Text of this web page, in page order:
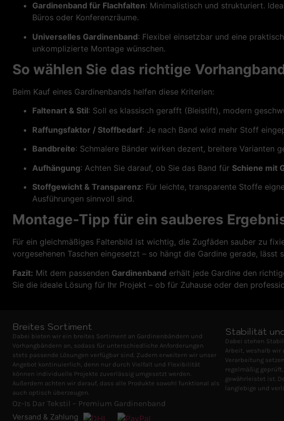
Gardinenband für Flachfalten: Minimalistisch und strukturiert.
Büros oder Konferenzräume.
Universelles Gardinenband: Flexibel einsetzbar und eine
unkomplizierte Montage wünschen.
So wählen Sie das richtige
Beim Kauf eines Gardinenbands helfen diese Kriterien:
Faltenart & Stil: Soll es klassisch gerafft (Bleistift), modern
Raffungsfaktor / Stoffbedarf: Je nach Band wird mehr Stoff
Bandbreite: Schmalere Bänder wirken dezent, breitere Varianten
Aufhängung: Achten Sie darauf, ob Sie das Band für Schiene mit
Stoffgewicht & Transparenz: Für leichte, transparente Stoffe
Ausführungen sinnvoll sind.
Montage-Tipp für ein sauberes
Für ein gleichmäßiges Faltenbild ist wichtig, die Zugfäden sauber zu
vorgesehenen Taschen eingesetzt – so hängt die Gardine gerade,
Fazit: Mit dem passenden Gardinenband erhält jede Gardine den
Sie die ideale Lösung für Ihr Projekt – ob für Zuhause oder den
Breites Sortiment
Dabei bieten wir ein breites Sortiment an Gardinenbändern und
Vorhangbändern an, sodass für unterschiedliche Anforderungen
stets passende Lösungen verfügbar sind. Zudem erweitern wir unser
Angebot kontinuierlich, denn nur durch Vielfalt und Flexibilität
können individuelle Projekte zuverlässig umgesetzt werden.
Außerdem achten wir darauf, dass alle Produkte sowohl funktional als
auch optisch überzeugen.
Stabilität
Dabei stehen
Arbeit, weshalb wir
Verarbeitung
regelmäßig
gewährleistet ist.
langlebige und
Oz-Is Dar Tekstil – Premium Gardinenband
Versand & Zahlung